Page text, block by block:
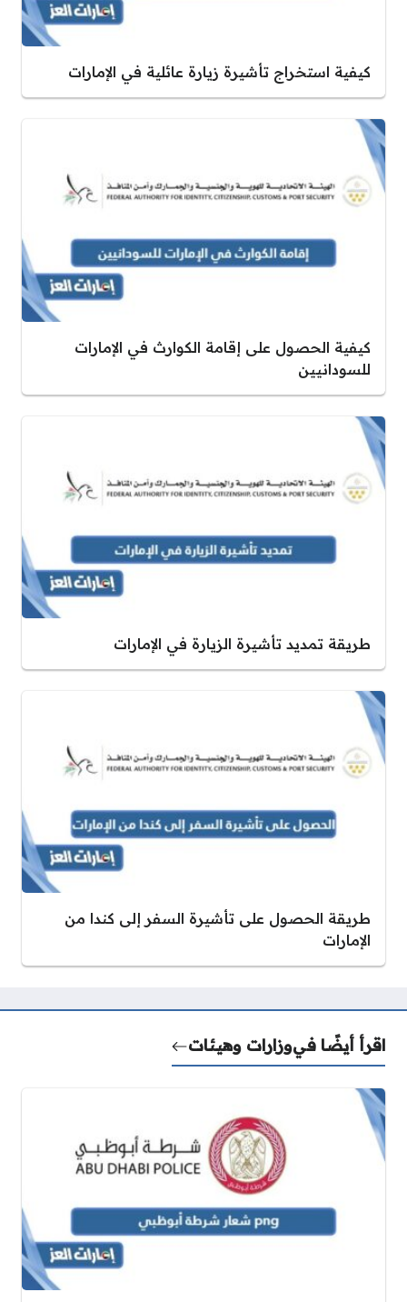
كيفية استخراج تأشيرة زيارة عائلية في الإمارات
كيفية الحصول على إقامة الكوارث في الإمارات
للسودانيين
طريقة تمديد تأشيرة الزيارة في الإمارات
طريقة الحصول على تأشيرة السفر إلى كندا من
الإمارات
اقرأ أيضًا فيوزارات وهيئات